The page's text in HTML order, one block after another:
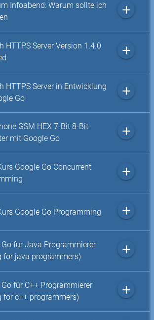
Infoabend: Warum sollte ich
add
HTTPS Server Version 1.4.0
add
HTTPS Server in Entwicklung
Go
add
GSM HEX 7-Bit 8-Bit
mit Google Go
add
Google Go Concurrent
add
Google Go Programming add
Go für Java Programmierer
for java programmers)
add
für C++ Programmierer
for c++ programmers)
add